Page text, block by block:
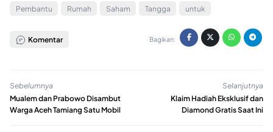
Pembantu
Rumah Saham Tangga untuk
Komentar Bagikan:
Sebelumnya
Mualem dan Prabowo Disambut
Warga Aceh Tamiang Satu Mobil
Selanjutnya
Klaim Hadiah Eksklusif dan
Diamond Gratis Saat Ini